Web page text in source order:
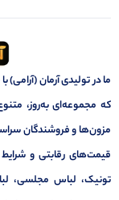
ما در تولیدی آرمان
که مجموعه‌ای به‌روز،
مزون‌ها و فروشندگان
قیمت‌های رقابتی و
تونیک، لباس مجلسی،